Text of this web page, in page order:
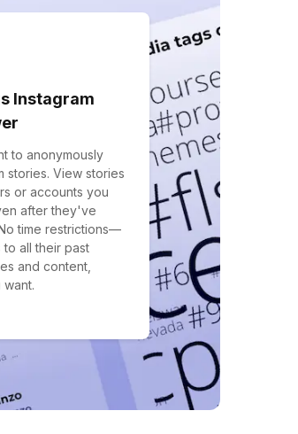
Instagram
to anonymously
stories. View stories
or accounts you
after they've
time restrictions—
all their past
and content,